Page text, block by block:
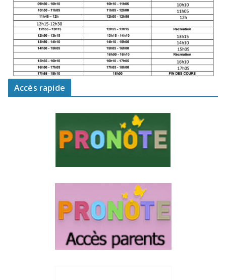
Accès rapide